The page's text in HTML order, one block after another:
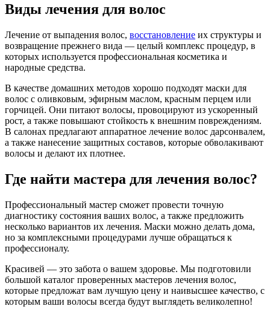
Виды лечения для волос
Лечение от выпадения волос, восстановление их структуры и
возвращение прежнего вида — целый комплекс процедур, в
которых используется профессиональная косметика и
народные средства.
В качестве домашних методов хорошо подходят маски для
волос с оливковым, эфирным маслом, красным перцем или
горчицей. Они питают волосы, провоцируют из ускоренный
рост, а также повышают стойкость к внешним повреждениям.
В салонах предлагают аппаратное лечение волос дарсонвалем,
а также нанесение защитных составов, которые обволакивают
волосы и делают их плотнее.
Где найти мастера для лечения волос?
Профессиональный мастер сможет провести точную
диагностику состояния ваших волос, а также предложить
несколько вариантов их лечения. Маски можно делать дома,
но за комплексными процедурами лучше обращаться к
профессионалу.
Красивей — это забота о вашем здоровье. Мы подготовили
большой каталог проверенных мастеров лечения волос,
которые предложат вам лучшую цену и наивысшее качество, с
которым ваши волосы всегда будут выглядеть великолепно!